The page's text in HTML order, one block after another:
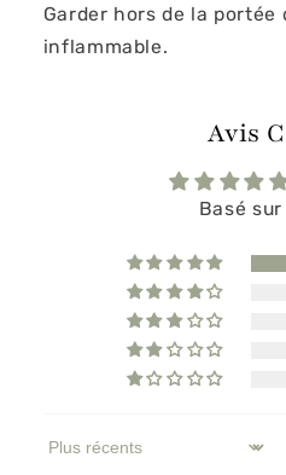
Garder hors de la portée
inflammable.
Avis
Basé
Sort by